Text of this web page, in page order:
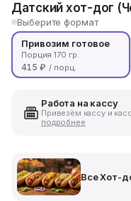
Датский хот-дог
Выберите формат
Привозим готовое
Порция 170 гр.
415 ₽ / порц.
Работа на кассу
Привезём кассу и
подробнее
Все Хот-